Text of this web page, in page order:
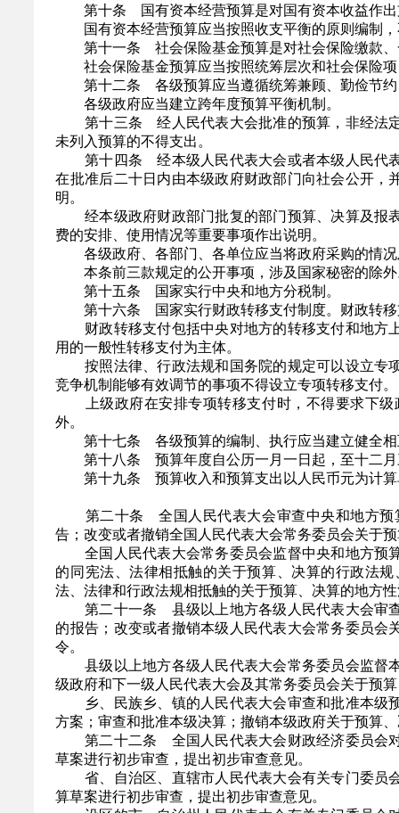
第十条 国有资本经营预算是对国有资本收益作出
国有资本经营预算应当按照收支平衡的原则编制，
第十一条 社会保险基金预算是对社会保险缴款、
社会保险基金预算应当按照统筹层次和社会保险项
第十二条 各级预算应当遵循统筹兼顾、勤俭节约
各级政府应当建立跨年度预算平衡机制。
第十三条 经人民代表大会批准的预算，非经法定
未列入预算的不得支出。
第十四条 经本级人民代表大会或者本级人民代表
在批准后二十日内由本级政府财政部门向社会公开，
明。
经本级政府财政部门批复的部门预算、决算及报
费的安排、使用情况等重要事项作出说明。
各级政府、各部门、各单位应当将政府采购的情况
本条前三款规定的公开事项，涉及国家秘密的除
第十五条 国家实行中央和地方分税制。
第十六条 国家实行财政转移支付制度。财政转移
财政转移支付包括中央对地方的转移支付和地方
用的一般性转移支付为主体。
按照法律、行政法规和国务院的规定可以设立专
竞争机制能够有效调节的事项不得设立专项转移支付。
上级政府在安排专项转移支付时，不得要求下级
外。
第十七条 各级预算的编制、执行应当建立健全相
第十八条 预算年度自公历一月一日起，至十二月
第十九条 预算收入和预算支出以人民币元为计算
第二十条 全国人民代表大会审查中央和地方预算
告；改变或者撤销全国人民代表大会常务委员会关于
全国人民代表大会常务委员会监督中央和地方预
的同宪法、法律相抵触的关于预算、决算的行政法
法、法律和行政法规相抵触的关于预算、决算的地方
第二十一条 县级以上地方各级人民代表大会审查
的报告；改变或者撤销本级人民代表大会常务委员
令。
县级以上地方各级人民代表大会常务委员会监督
级政府和下一级人民代表大会及其常务委员会关于预
乡、民族乡、镇的人民代表大会审查和批准本级
方案；审查和批准本级决算；撤销本级政府关于预算
第二十二条 全国人民代表大会财政经济委员会对
草案进行初步审查，提出初步审查意见。
省、自治区、直辖市人民代表大会有关专门委员
算草案进行初步审查，提出初步审查意见。